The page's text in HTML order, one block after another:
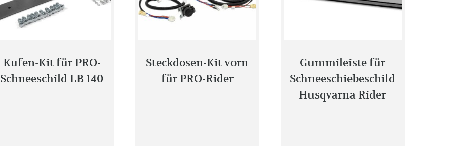
Kufen-Kit für PRO-
Schneeschild LB 140
Steckdosen-Kit vorn
für PRO-Rider
Gummileiste für
Schneeschiebeschild
Husqvarna Rider